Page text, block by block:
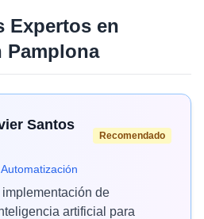
Expertos en
Pamplona
Santos
Recomendado
de
artificial para